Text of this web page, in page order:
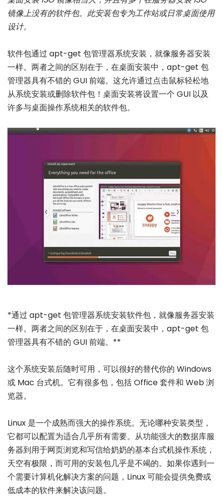
镜像上没有的软件包。此安装包专为工作站或日常桌面使用
设计。
软件包通过 apt-get 包管理器系统安装，就像服务器安装
一样。两者之间的区别在于，在桌面安装中，apt-get 包
管理器具有不错的 GUI 前端。这允许通过点击鼠标轻松地
从系统安装或删除软件包！桌面安装将设置一个 GUI 以及
许多与桌面操作系统相关的软件包。
*通过 apt-get 包管理器系统安装软件包，就像服务器安装
一样。两者之间的区别在于，在桌面安装中，apt-get 包
管理器具有不错的 GUI 前端。**
这个系统安装后随时可用，可以很好的替代你的 Windows
或 Mac 台式机。它有很多包，包括 Office 套件和 Web 浏
览器。
Linux 是一个成熟而强大的操作系统。无论哪种安装类型，
它都可以配置为适合几乎所有需要。从功能强大的数据库服
务器到用于网页浏览和写信给奶奶的基本台式机操作系统，
天空有极限，而可用的安装包几乎是不竭的。如果你遇到一
个需要计算机化解决方案的问题，Linux 可能会提供免费或
低成本的软件来解决该问题。